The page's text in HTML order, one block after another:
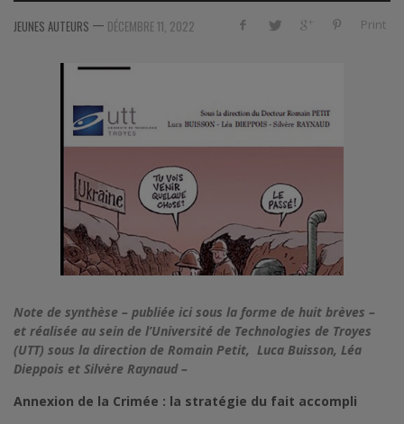
Print
JEUNES AUTEURS — DÉCEMBRE 11, 2022
Note de synthèse – publiée ici sous la forme de huit brèves –
et réalisée au sein de l’Université de Technologies de Troyes
(UTT) sous la direction de Romain Petit, Luca Buisson, Léa
Dieppois et Silvère Raynaud –
Annexion de la Crimée : la stratégie du fait accompli